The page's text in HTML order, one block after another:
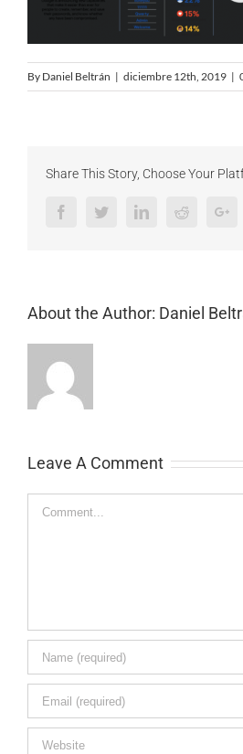
By Daniel Beltrán | diciembre 12th, 2019 |
Share This Story, Choose Your
FacebookTwitterLinkedInReddit
About the Author: Daniel
Leave A Comment
Comment